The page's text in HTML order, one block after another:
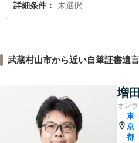
詳細条件 未選択
武蔵村山市から近い自筆証書遺
増
オン
東
京
都